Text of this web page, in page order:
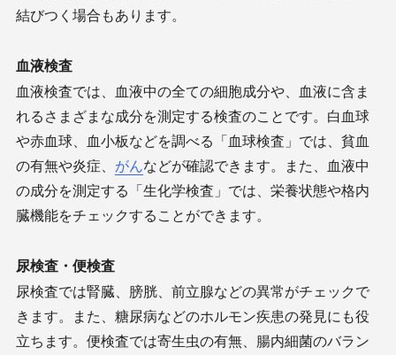
結びつく場合もあります。
血液検査
血液検査では、血液中の全ての細胞成分や、血液に含ま
れるさまざまな成分を測定する検査のことです。白血球
や赤血球、血小板などを調べる「血球検査」では、貧血
の有無や炎症、 がんなどが確認できます。また、血液中
の成分を測定する「生化学検査」では、栄養状態や格内
臓機能をチェックすることができます。
尿検査・便検査
尿検査では腎臓、膀胱、前立腺などの異常がチェックで
きます。また、糖尿病などのホルモン疾患の発見にも役
立ちます。便検査では寄生虫の有無、腸内細菌のバラン